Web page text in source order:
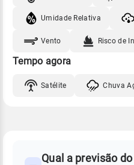
Umidade Relativa
Vento Risco de
Tempo agora
Satélite Chuva
PREVISÃO Qual a previsão